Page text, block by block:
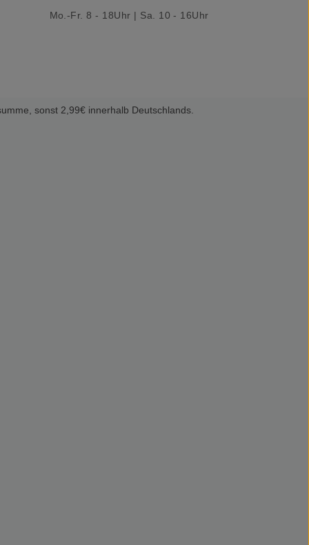
Mo.-Fr. 8 - 18Uhr | Sa. 10 - 16Uhr
sonst 2,99€ innerhalb Deutschlands.